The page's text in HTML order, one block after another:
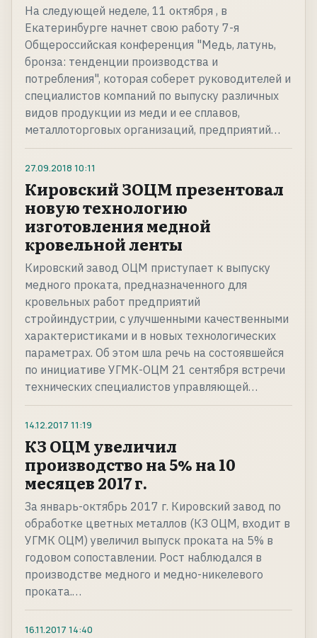
На следующей неделе, 11 октября , в
Екатеринбурге начнет свою работу 7-я
Общероссийская конференция "Медь, латунь,
бронза: тенденции производства и
потребления", которая соберет руководителей и
специалистов компаний по выпуску различных
видов продукции из меди и ее сплавов,
металлоторговых организаций, предприятий…
27.09.2018 10:11
Кировский ЗОЦМ презентовал
новую технологию
изготовления медной
кровельной ленты
Кировский завод ОЦМ приступает к выпуску
медного проката, предназначенного для
кровельных работ предприятий
стройиндустрии, с улучшенными качественными
характеристиками и в новых технологических
параметрах. Об этом шла речь на состоявшейся
по инициативе УГМК-ОЦМ 21 сентября встречи
технических специалистов управляющей…
14.12.2017 11:19
КЗ ОЦМ увеличил
производство на 5% на 10
месяцев 2017 г.
За январь-октябрь 2017 г. Кировский завод по
обработке цветных металлов (КЗ ОЦМ, входит в
УГМК ОЦМ) увеличил выпуск проката на 5% в
годовом сопоставлении. Рост наблюдался в
производстве медного и медно-никелевого
проката.…
16.11.2017 14:40